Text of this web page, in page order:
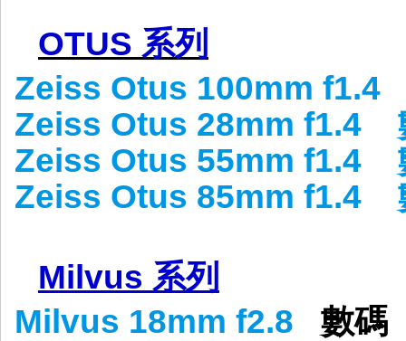
OTUS 系列
Zeiss Otus 100mm f1.4
Zeiss Otus 28mm f1.4
Zeiss Otus 55mm f1.4
Zeiss Otus 85mm f1.4
Milvus 系列
Milvus 18mm f2.8 數